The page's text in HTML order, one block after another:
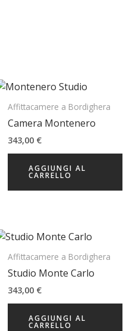
Affittacamere a Bordighera
Camera Montenero
343,00 €
AGGIUNGI AL
CARRELLO
Affittacamere a Bordighera
Studio Monte Carlo
343,00 €
AGGIUNGI AL
CARRELLO